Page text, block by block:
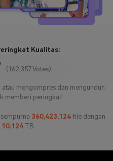
Kualitas:
(162,357 Votes)
mengompres dan mengunduh
memberi peringkat!
360,423,139file dengan
10,124 TB